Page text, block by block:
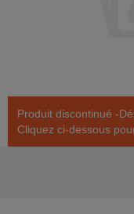
Produit discontinué -
Cliquez ci-dessous